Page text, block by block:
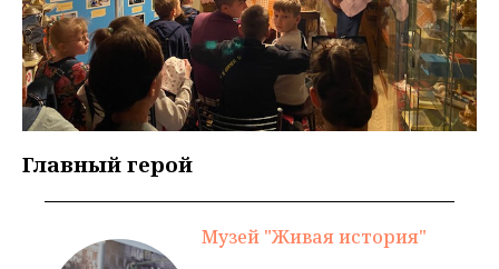
Главный герой
Музей "Живая история"